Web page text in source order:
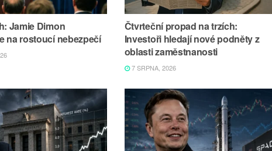
Jamie Dimon
na rostoucí nebezpečí
Čtvrteční propad na trzích:
Investoři hledají nové podněty z
oblasti zaměstnanosti
7 SRPNA, 2026